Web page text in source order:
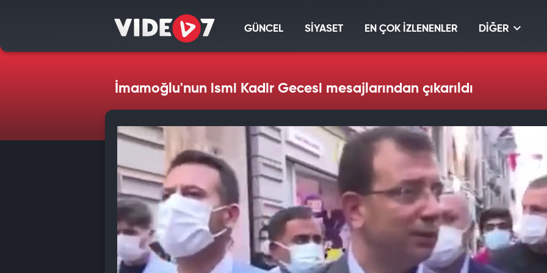
GÜNCEL SİYASET EN ÇOK İZLENENLER DİĞER
İmamoğlu'nun ismi Kadir Gecesi mesajlarından çıkarıldı